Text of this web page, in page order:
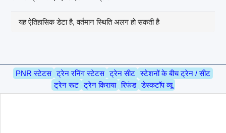
यह ऐतिहासिक डेटा है, वर्तमान स्थिति अलग हो सकती है
PNR स्टेटस ट्रेन रनिंग स्टेटस ट्रेन सीट स्टेशनों के बीच ट्रेन / सीट
ट्रेन रूट ट्रेन किराया रिफंड डेस्कटॉप व्यू